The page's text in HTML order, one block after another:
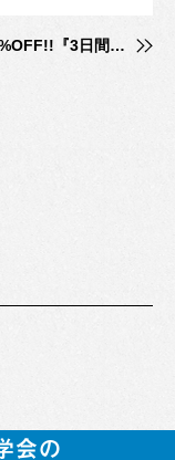
最大20%OFF!!『3日間お得に使える夏休みパス』発売！